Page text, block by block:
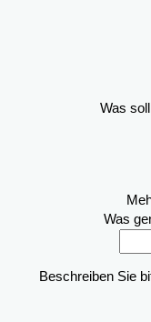
Was
Was
Beschreiben Sie